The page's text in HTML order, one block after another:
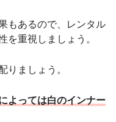
もあるので、レンタル
を重視しましょう。
りましょう。
よっては白のインナー